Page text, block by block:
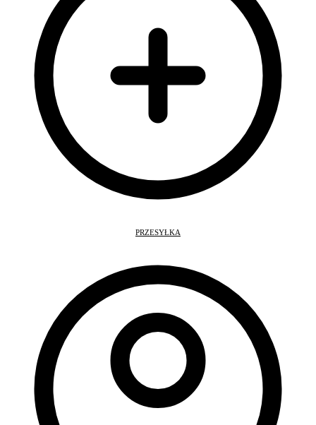
PRZESYŁKA